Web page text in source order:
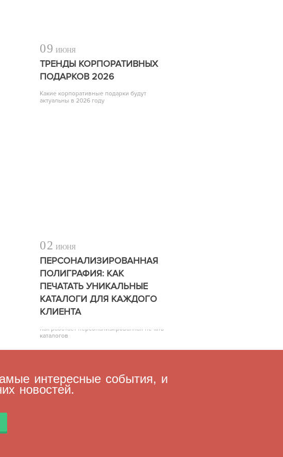
09 ИЮНЯ
ТРЕНДЫ КОРПОРАТИВНЫХ
ПОДАРКОВ 2026
Какие корпоративные подарки будут
актуальны в 2026 году
02 ИЮНЯ
ПЕРСОНАЛИЗИРОВАННАЯ
ПОЛИГРАФИЯ: КАК
ПЕЧАТАТЬ УНИКАЛЬНЫЕ
КАТАЛОГИ ДЛЯ КАЖДОГО
КЛИЕНТА
Как работает персонализированная печать
каталогов
интересные события, и
новостей.